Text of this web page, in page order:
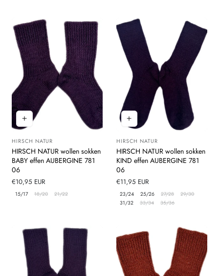
Leverancier:
HIRSCH NATUR
HIRSCH NATUR wollen sokken
BABY effen AUBERGINE 781
06
Normale
prijs
€10,95 EUR
15/17 18/20 21/22
Leverancier:
HIRSCH NATUR
HIRSCH NATUR wollen sokken
KIND effen AUBERGINE 781
06
Normale
prijs
€11,95 EUR
23/24 25/26 27/28
29/30
31/32
33/34 35/36